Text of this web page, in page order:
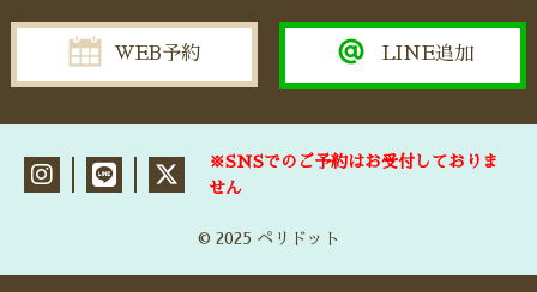
WEB予約 LINE追加
※SNSでのご予約はお受付しておりま
せん
© 2025 ペリドット